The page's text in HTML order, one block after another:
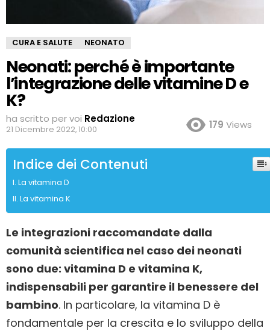
CURA E SALUTE NEONATO
Neonati: perché è importante
l’integrazione delle vitamine D e
K?
ha scritto per voi Redazione
21 Dicembre 2022, 10:00 179 Views
Indice dei Contenuti
La vitamina D
La vitamina K
Le integrazioni raccomandate dalla
comunità scientifica nel caso dei neonati
sono due: vitamina D e vitamina K,
indispensabili per garantire il benessere del
bambino. In particolare, la vitamina D è
fondamentale per la crescita e lo sviluppo della